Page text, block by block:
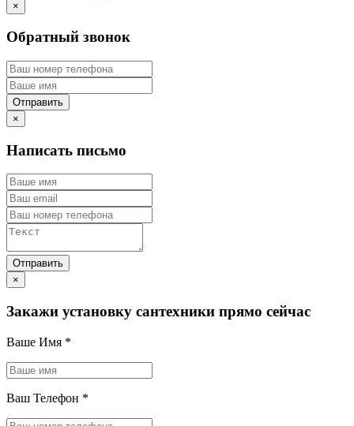
×
Обратный звонок
×
Написать письмо
×
Закажи установку сантехники прямо сейчас
Ваше Имя *
Ваш Телефон *